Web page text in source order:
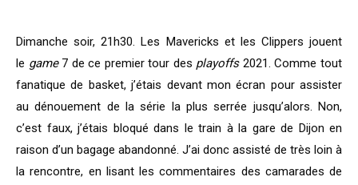
Dimanche soir, 21h30. Les Mavericks et les Clippers jouent
le game7 de ce premier tour des playoffs2021. Comme tout
fanatique de basket, j’étais devant mon écran pour assister
au dénouement de la série la plus serrée jusqu’alors. Non,
c’est faux, j’étais bloqué dans le train à la gare de Dijon en
raison d’un bagage abandonné. J’ai donc assisté de très loin à
la rencontre, en lisant les commentaires des camarades de